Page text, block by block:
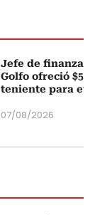
Jefe de finanzas
Golfo ofreció
teniente para
07/08/2026